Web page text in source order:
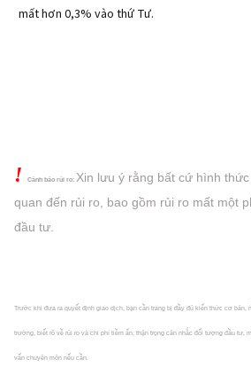
mất hơn 0,3% vào thứ Tư.
! Cảnh báo rủi ro: Xin lưu ý rằng bất cứ hình
quan đến rủi ro, bao gồm rủi ro mất một
đầu tư.
Trước khi đưa ra quyết định giao dịch, bạn cần trang bị đầy đủ kiến thức cơ bản,
trường, biết rõ về rủi ro và chi phí tiềm ẩn, thận trọng cân nhắc đối tượng đầu tư,
vấn chuyên môn nếu cần.